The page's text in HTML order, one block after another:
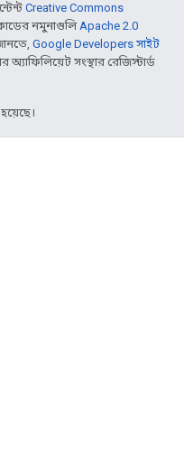
Creative Commons
নমুনাগুলিApache 2.0
Google Developers সাইট
সংস্থার রেজিস্টার্ড